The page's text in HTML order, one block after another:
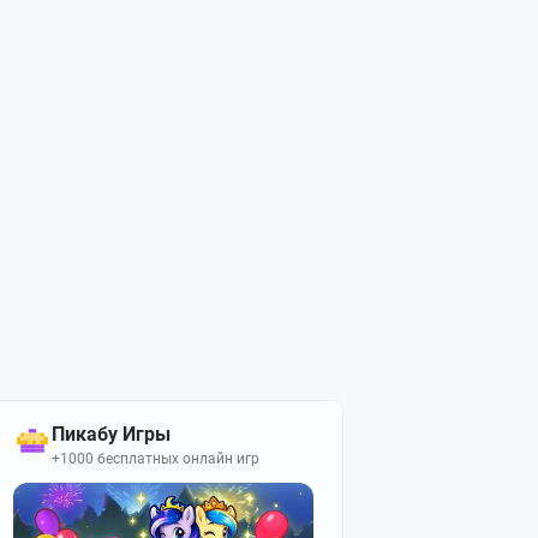
Пикабу Игры
+1000 бесплатных онлайн игр